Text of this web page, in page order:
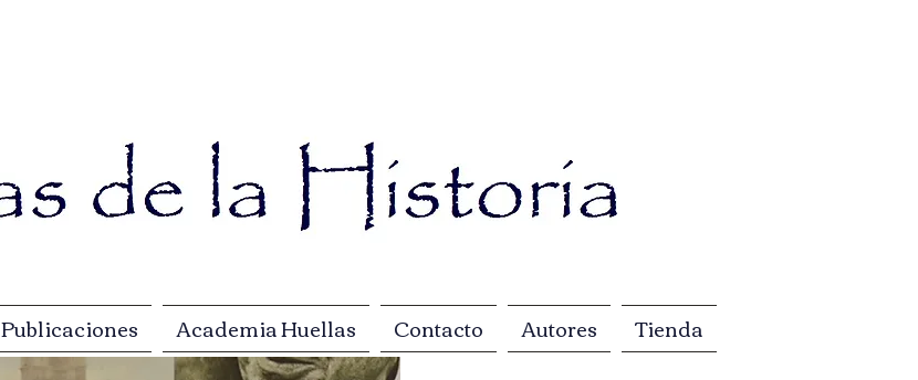
Publicaciones Academia Huellas Contacto Autores Tienda